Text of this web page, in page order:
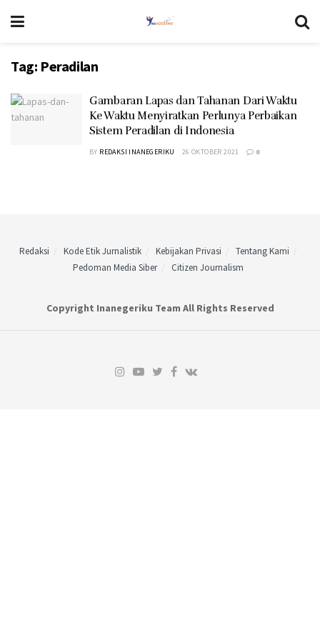
Tag: Peradilan
Gambaran Lapas dan Tahanan Dari Waktu
Ke Waktu Menyiratkan Perlunya Perbaikan
Sistem Peradilan di Indonesia
BY REDAKSI INANEGERIKU 26 OKTOBER 2021 0
Redaksi Kode Etik Jurnalistik Kebijakan Privasi
Tentang Kami
Pedoman Media Siber
Citizen Journalism
Copyright Inanegeriku Team All Rights Reserved